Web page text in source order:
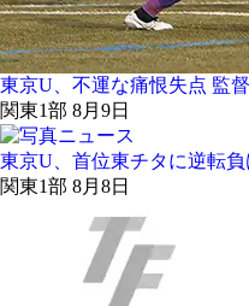
東京U、不運な痛恨失点 監
関東1部 8月9日
東京U、首位東チタに逆転負
関東1部 8月8日